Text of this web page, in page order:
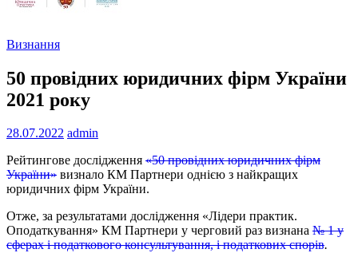
Визнання
50 провідних юридичних фірм України
2021 року
28.07.2022 admin
Рейтингове дослідження «50 провідних юридичних фірм
України» визнало КМ Партнери однією з найкращих
юридичних фірм України.
Отже, за результатами дослідження «Лідери практик.
Оподаткування» КМ Партнери у черговий раз визнана № 1 у
сферах і податкового консультування, і податкових спорів.